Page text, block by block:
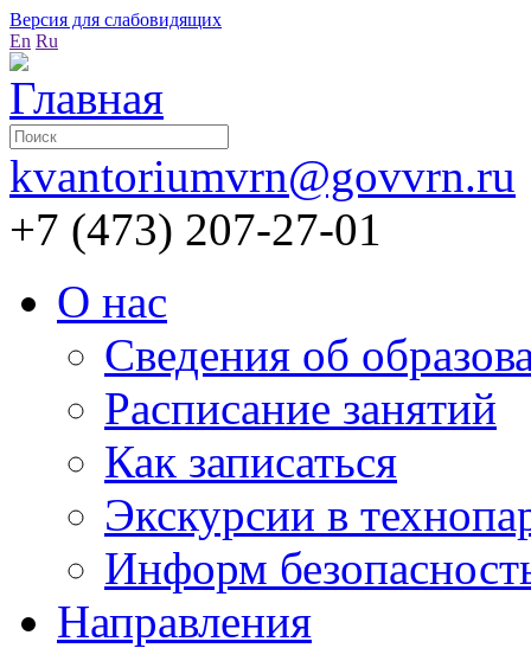
Версия для слабовидящих
En Ru
kvantoriumvrn@govvrn.ru
+7 (473) 207-27-01
О нас
Сведения об
Расписание занятий
Как записаться
Экскурсии в
Информ
Направления